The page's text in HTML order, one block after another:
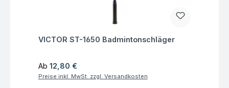
Fragen zum Artikel
VICTOR ST-1650 Badmintonschläger
Regulärer Preis:
Ab 12,80 €
Preise inkl. MwSt. zzgl. Versandkosten